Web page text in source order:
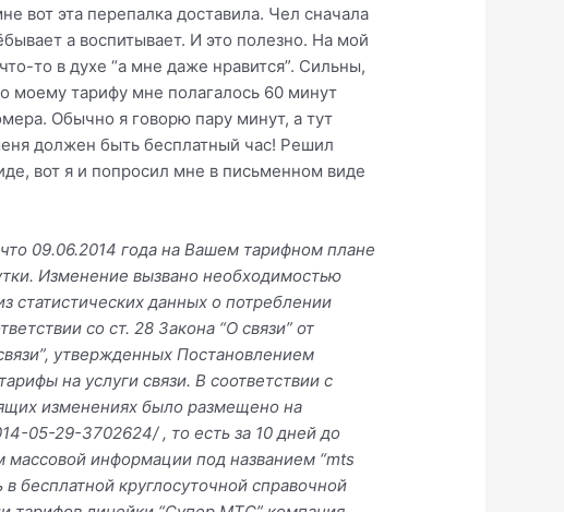
вот эта перепалка доставила. Чел сначала
а воспитывает. И это полезно. На мой
то в духе “а мне даже нравится”. Сильны,
моему тарифу мне полагалось 60 минут
Обычно я говорю пару минут, а тут
должен быть бесплатный час! Решил
вот я и попросил мне в письменном виде
09.06.2014 года на Вашем тарифном плане
Изменение вызвано необходимостью
статистических данных о потреблении
со ст. 28 Закона “О связи” от
утвержденных Постановлением
на услуги связи. В соответствии с
изменениях было размещено на
05-29-3702624/ , то есть за 10 дней до
массовой информации под названием “mts
бесплатной круглосуточной справочной